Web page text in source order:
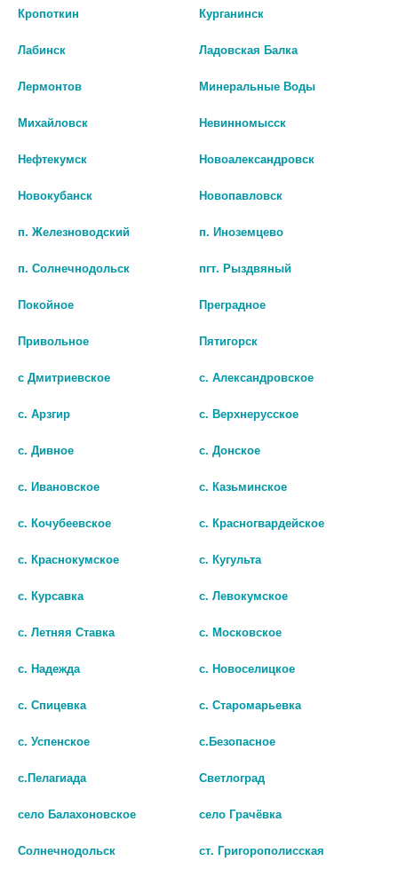
ОМИТОКС ГАСТРО 20МГ. №50
ОМЕПРАЗОЛ 20МГ. №30
В КОРЗИНУ
ОМЕПРАЗОЛ РЕНЕВАЛ 20МГ.
ОМЕПРАЗОЛ 20МГ. №84
КАПС. /ПРОИЗВОДСТВО
ОМЕПРАЗОЛ ТЕВА 20МГ. №14
КАПС. 2539
Кропоткин Курганинск
Лабинск Ладовская Балка
Лермонтов Минеральные Воды
Михайловск Невинномысск
Нефтекумск Новоалександровск
Новокубанск Новопавловск
п. Железноводский п. Иноземцево
п. Солнечнодольск пгт. Рыздвяный
Покойное Преградное
Привольное Пятигорск
с Дмитриевское с. Александровское
с. Арзгир с. Верхнерусское
с. Дивное с. Донское
с. Ивановское с. Казьминское
с. Кочубеевское с. Красногвардейское
с. Краснокумское с. Кугульта
с. Курсавка с. Левокумское
с. Летняя Ставка с. Московское
с. Надежда с. Новоселицкое
с. Спицевка с. Старомарьевка
с. Успенское с.Безопасное
с.Пелагиада Светлоград
село Балахоновское село Грачёвка
Солнечнодольск ст. Григорополисская